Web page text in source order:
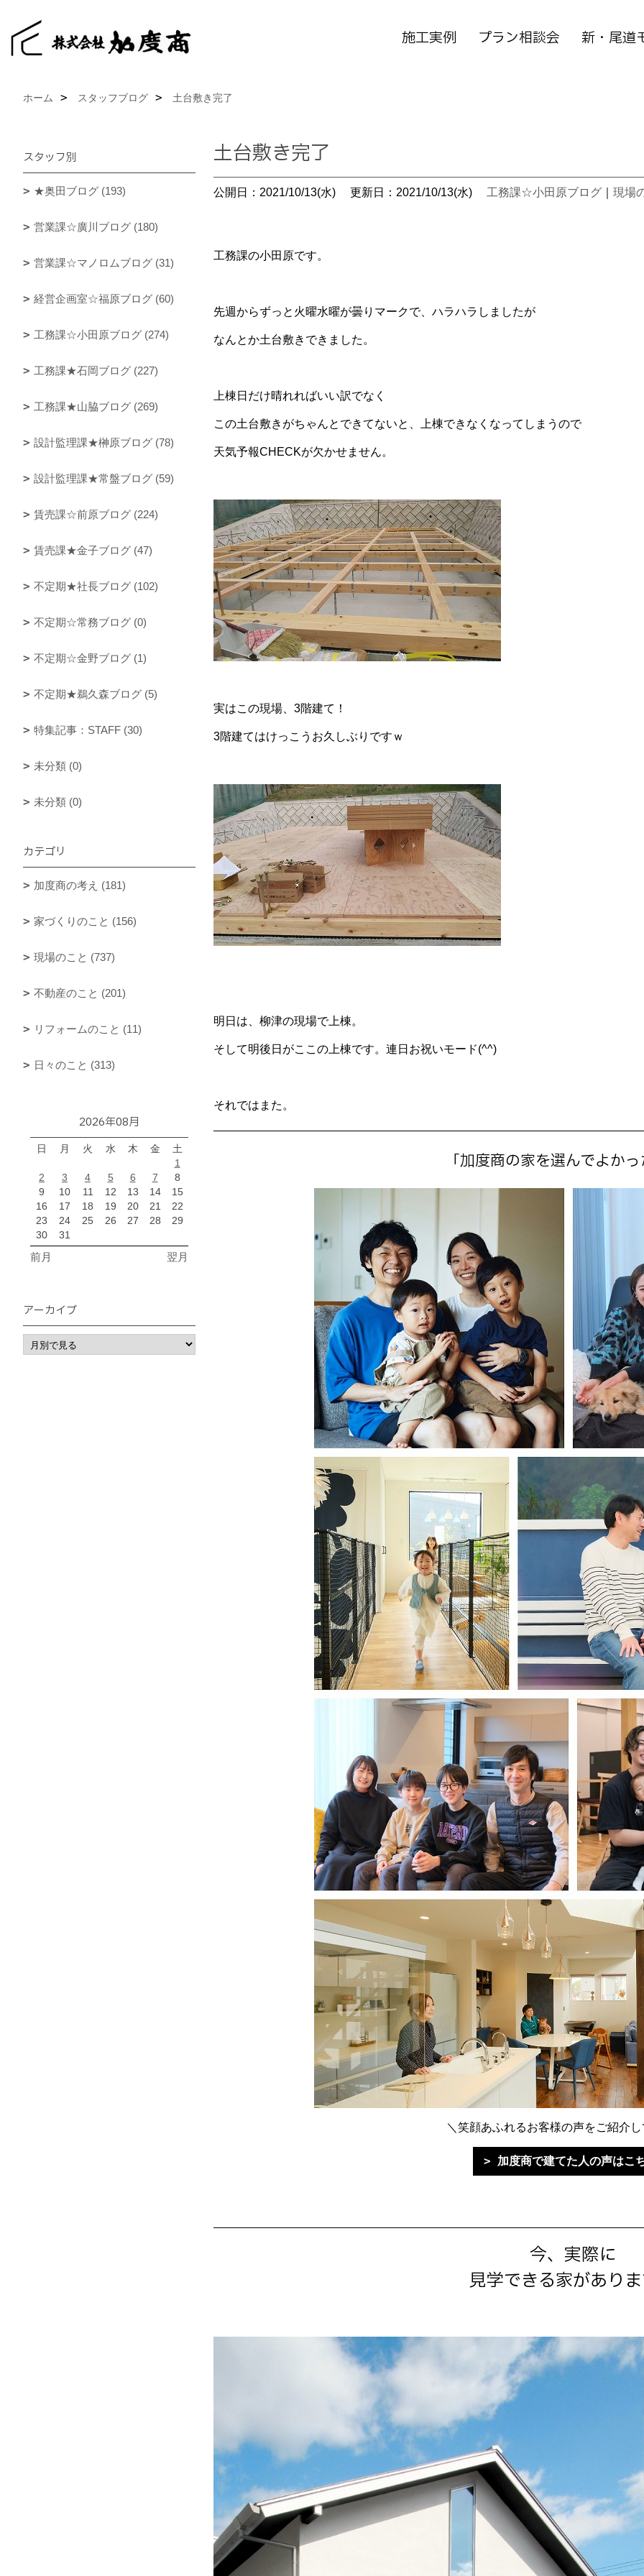
施工実例 プラン相談会 新・尾道
ホーム スタッフブログ 土台敷き完了
土台敷き完了
公開日：2021/10/13(水) 更新日：2021/10/13(水) 工務課☆小田原ブログ 現場
工務課の小田原です。
先週からずっと火曜水曜が曇りマークで、ハラハラしましたが
なんとか土台敷きできました。
上棟日だけ晴れればいい訳でなく
この土台敷きがちゃんとできてないと、上棟できなくなってしまうので
天気予報CHECKが欠かせません。
実はこの現場、3階建て！
3階建てはけっこうお久しぶりですｗ
明日は、柳津の現場で上棟。
そして明後日がここの上棟です。連日お祝いモード(^^)
それではまた。
「加度商の家を選んでよか
＼笑顔あふれるお客様の声をご紹介
加度商で建てた人の声はこ
今、実際に
見学できる家があり
スタッフ別
★奥田ブログ (193)
営業課☆廣川ブログ (180)
営業課☆マノロムブログ (31)
経営企画室☆福原ブログ (60)
工務課☆小田原ブログ (274)
工務課★石岡ブログ (227)
工務課★山脇ブログ (269)
設計監理課★榊原ブログ (78)
設計監理課★常盤ブログ (59)
賃売課☆前原ブログ (224)
賃売課★金子ブログ (47)
不定期★社長ブログ (102)
不定期☆常務ブログ (0)
不定期☆金野ブログ (1)
不定期★鵜久森ブログ (5)
特集記事：STAFF (30)
未分類 (0)
未分類 (0)
カテゴリ
加度商の考え (181)
家づくりのこと (156)
現場のこと (737)
不動産のこと (201)
リフォームのこと (11)
日々のこと (313)
2026年08月
日 月 火 水 木 金
土
1
2
3 4 5 6 7
8
9
10 11 12 13 14
15
16
17 18 19 20 21
22
23
24 25 26 27 28
29
30
31
前月 翌月
アーカイブ